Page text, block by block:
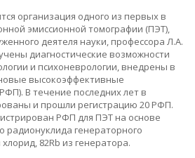
организация одного из первых в
эмиссионной томографии (ПЭТ),
деятеля науки, профессора Л.А.
диагностические возможности
и психоневрологии, внедрены в
высокоэффективные
В течение последних лет в
и прошли регистрацию 20 РФП.
РФП для ПЭТ на основе
радионуклида генераторного
82Rb из генератора.